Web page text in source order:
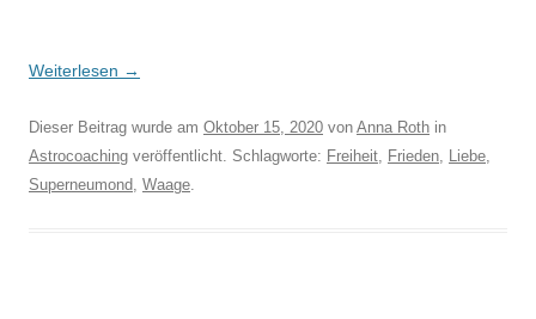
Weiterlesen →
Dieser Beitrag wurde am Oktober 15, 2020 von Anna Roth in
Astrocoaching veröffentlicht. Schlagworte: Freiheit, Frieden, Liebe,
Superneumond, Waage.